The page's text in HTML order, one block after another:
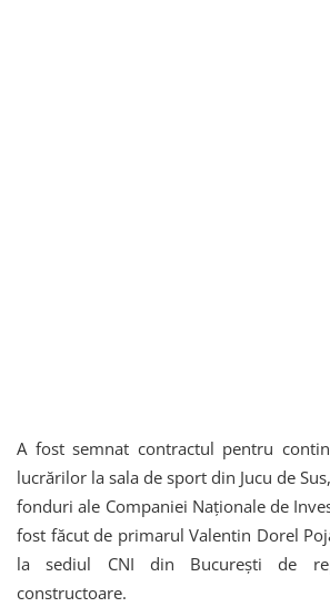
A fost semnat contractul pentru
lucrărilor la sala de sport din Jucu de
fonduri ale Companiei Naționale de
fost făcut de primarul Valentin Dorel
la sediul CNI din București de
constructoare.